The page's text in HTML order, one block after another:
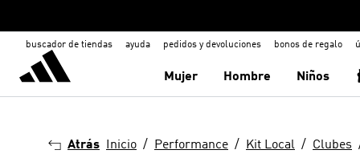
buscador de tiendas ayuda pedidos y devoluciones bonos de regalo
Mujer Hombre Niños
Atrás Inicio Performance Kit Local Clubes